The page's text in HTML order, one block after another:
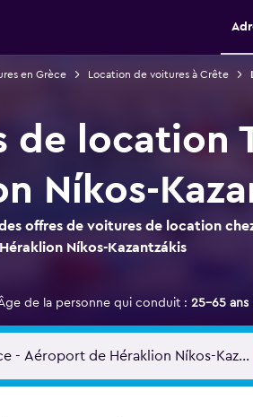
en Grèce Location de voitures à Crête
de location
Níkos-
offres de voitures de location
Níkos-Kazantzákis
de la personne qui conduit : 25-65 ans